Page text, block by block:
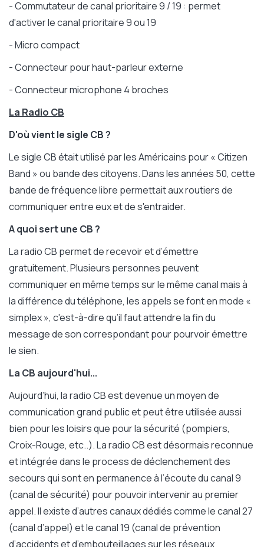
- Commutateur de canal prioritaire 9 / 19 : permet
d'activer le canal prioritaire 9 ou 19
- Micro compact
- Connecteur pour haut-parleur externe
- Connecteur microphone 4 broches
La Radio CB
D'où vient le sigle CB ?
Le sigle CB était utilisé par les Américains pour « Citizen
Band » ou bande des citoyens. Dans les années 50, cette
bande de fréquence libre permettait aux routiers de
communiquer entre eux et de s'entraider.
A quoi sert une CB ?
La radio CB permet de recevoir et d’émettre
gratuitement. Plusieurs personnes peuvent
communiquer en même temps sur le même canal mais à
la différence du téléphone, les appels se font en mode «
simplex », c'est-à-dire qu’il faut attendre la fin du
message de son correspondant pour pourvoir émettre
le sien.
La CB aujourd'hui...
Aujourd’hui, la radio CB est devenue un moyen de
communication grand public et peut être utilisée aussi
bien pour les loisirs que pour la sécurité (pompiers,
Croix-Rouge, etc..). La radio CB est désormais reconnue
et intégrée dans le process de déclenchement des
secours qui sont en permanence à l’écoute du canal 9
(canal de sécurité) pour pouvoir intervenir au premier
appel. Il existe d’autres canaux dédiés comme le canal 27
(canal d’appel) et le canal 19 (canal de prévention
d’accidents et d’embouteillages sur les réseaux